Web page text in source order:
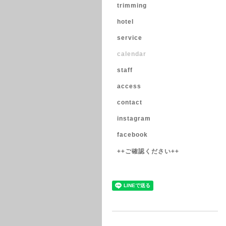
trimming
hotel
service
calendar
staff
access
contact
instagram
facebook
++ご確認ください++